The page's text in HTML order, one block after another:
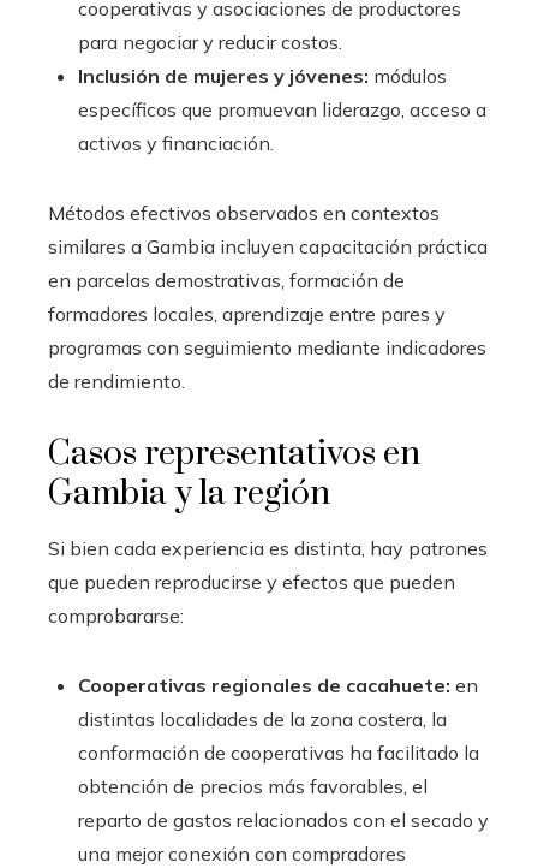
cooperativas y asociaciones de productores
para negociar y reducir costos.
Inclusión de mujeres y jóvenes: módulos
específicos que promuevan liderazgo, acceso a
activos y financiación.
Métodos efectivos observados en contextos
similares a Gambia incluyen capacitación práctica
en parcelas demostrativas, formación de
formadores locales, aprendizaje entre pares y
programas con seguimiento mediante indicadores
de rendimiento.
Casos representativos en
Gambia y la región
Si bien cada experiencia es distinta, hay patrones
que pueden reproducirse y efectos que pueden
comprobararse:
Cooperativas regionales de cacahuete: en
distintas localidades de la zona costera, la
conformación de cooperativas ha facilitado la
obtención de precios más favorables, el
reparto de gastos relacionados con el secado y
una mejor conexión con compradores